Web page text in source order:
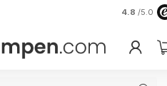
30 dagen Bedenktijd
4.8 /5.0